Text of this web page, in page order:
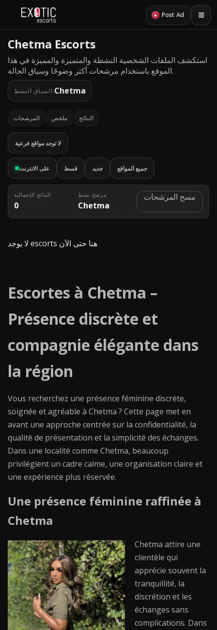
+ Post Ad
Chetma Escorts
استكشف الملفات الشخصية النشطة والمتميزة والمميزة في هذا
الموقع باستخدام مرشحات أكثر وضوحًا وسياق الحالة.
السياق النشط:Chetma
المرشحات ملخص النتائج
لا توجد مواقع فرعية
على الانترنت قسط جديد جميع المواقع
النتائج الإجمالية
0
مرشح نشط
Chetma
مسح المرشحات
لا يوجد escorts هنا حتى الآن
Escortes à Chetma –
Présence discrète et
compagnie élégante dans
la région
Vous recherchez une présence féminine discrète,
soignée et agréable à Chetma ? Cette page met en
avant une approche centrée sur la confidentialité, la
qualité de présentation et la simplicité des échanges.
Dans une localité comme Chetma, beaucoup
privilégient un cadre calme, une organisation claire et
une expérience plus réservée.
Une présence féminine raffinée à
Chetma
Chetma attire une
clientèle qui
apprécie souvent la
tranquillité, la
discrétion et les
échanges sans
complications. Dans